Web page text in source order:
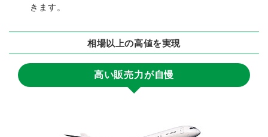
きます。
相場以上の高値を実現
高い販売力が自慢